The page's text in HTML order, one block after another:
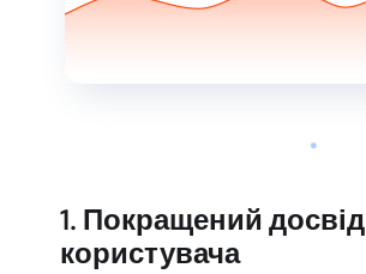
1. Покращений досвід
користувача